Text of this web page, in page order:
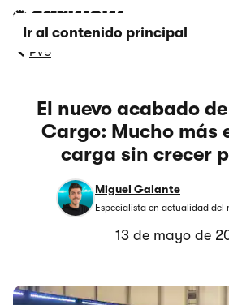
Ir al contenido principal
PV5
El nuevo acabado
Cargo: Mucho más
carga sin crecer
Miguel Galante
Especialista en actualidad
13 de mayo de